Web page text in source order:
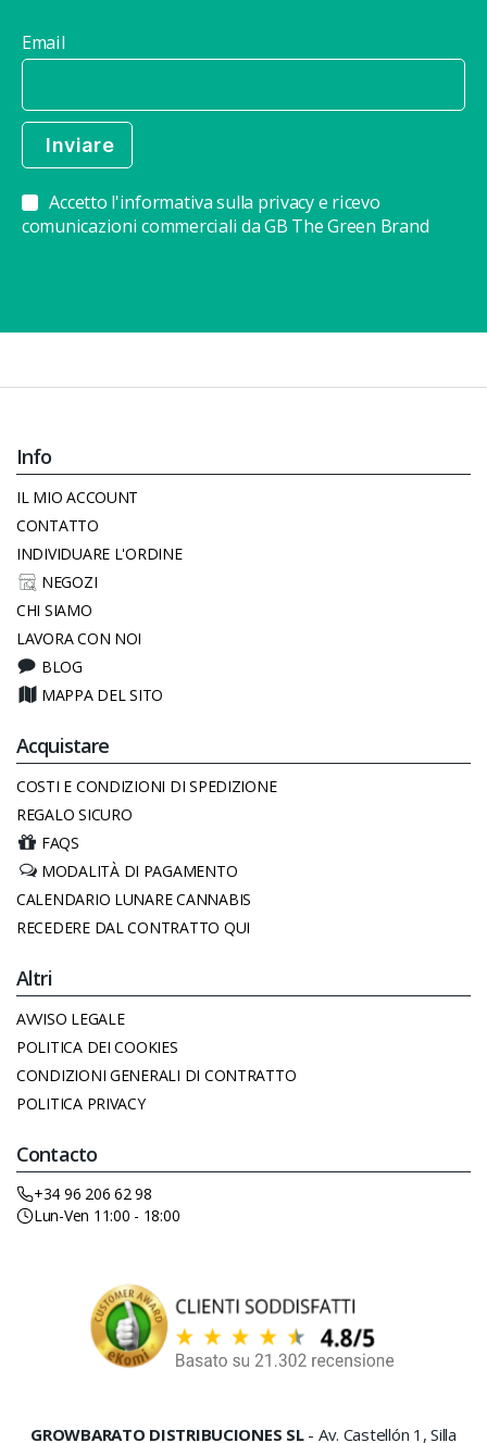
Email
Accetto l'informativa sulla privacy e ricevo
comunicazioni commerciali da GB The Green Brand
Info
IL MIO ACCOUNT
CONTATTO
INDIVIDUARE L'ORDINE
NEGOZI
CHI SIAMO
LAVORA CON NOI
BLOG
MAPPA DEL SITO
Acquistare
COSTI E CONDIZIONI DI SPEDIZIONE
REGALO SICURO
FAQS
MODALITÀ DI PAGAMENTO
CALENDARIO LUNARE CANNABIS
RECEDERE DAL CONTRATTO QUI
Altri
AVVISO LEGALE
POLITICA DEI COOKIES
CONDIZIONI GENERALI DI CONTRATTO
POLITICA PRIVACY
Contacto
+34 96 206 62 98
Lun-Ven 11:00 - 18:00
GROWBARATO DISTRIBUCIONES SL - Av. Castellón 1, Silla